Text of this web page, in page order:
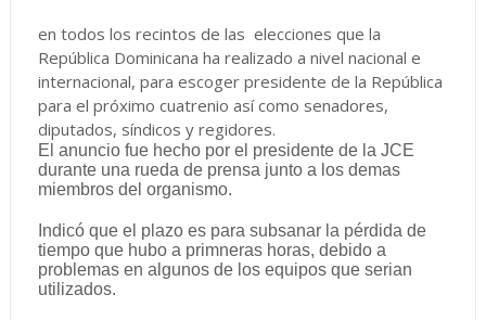
en todos los recintos de las elecciones que la
República Dominicana ha realizado a nivel nacional e
internacional, para escoger presidente de la República
para el próximo cuatrenio así como senadores,
diputados, síndicos y regidores.
El anuncio fue hecho por el presidente de la JCE
durante una rueda de prensa junto a los demas
miembros del organismo.
Indicó que el plazo es para subsanar la pérdida de
tiempo que hubo a primneras horas, debido a
problemas en algunos de los equipos que serian
utilizados.